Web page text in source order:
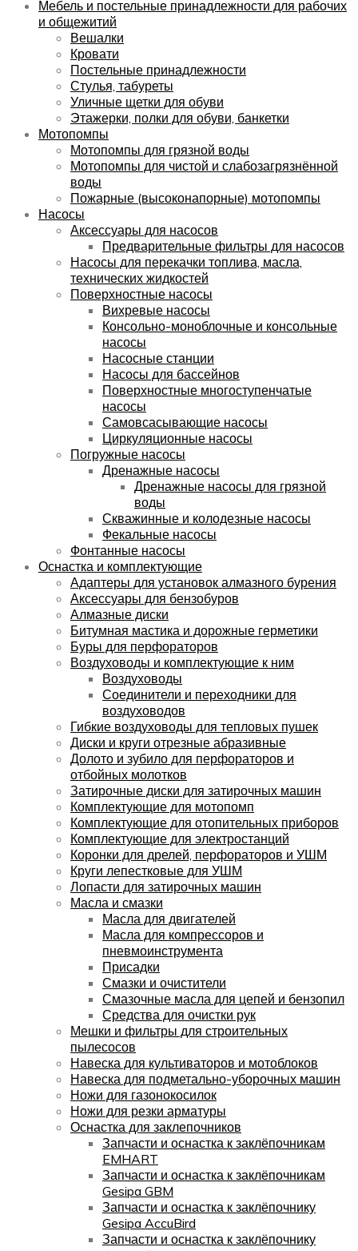
Мебель и постельные принадлежности для рабочих
и общежитий
Вешалки
Кровати
Постельные принадлежности
Стулья, табуреты
Уличные щетки для обуви
Этажерки, полки для обуви, банкетки
Мотопомпы
Мотопомпы для грязной воды
Мотопомпы для чистой и слабозагрязнённой
воды
Пожарные (высоконапорные) мотопомпы
Насосы
Аксессуары для насосов
Предварительные фильтры для насосов
Насосы для перекачки топлива, масла,
технических жидкостей
Поверхностные насосы
Вихревые насосы
Консольно-моноблочные и консольные
насосы
Насосные станции
Насосы для бассейнов
Поверхностные многоступенчатые
насосы
Самовсасывающие насосы
Циркуляционные насосы
Погружные насосы
Дренажные насосы
Дренажные насосы для грязной
воды
Скважинные и колодезные насосы
Фекальные насосы
Фонтанные насосы
Оснастка и комплектующие
Адаптеры для установок алмазного бурения
Аксессуары для бензобуров
Алмазные диски
Битумная мастика и дорожные герметики
Буры для перфораторов
Воздуховоды и комплектующие к ним
Воздуховоды
Соединители и переходники для
воздуховодов
Гибкие воздуховоды для тепловых пушек
Диски и круги отрезные абразивные
Долото и зубило для перфораторов и
отбойных молотков
Затирочные диски для затирочных машин
Комплектующие для мотопомп
Комплектующие для отопительных приборов
Комплектующие для электростанций
Коронки для дрелей, перфораторов и УШМ
Круги лепестковые для УШМ
Лопасти для затирочных машин
Масла и смазки
Масла для двигателей
Масла для компрессоров и
пневмоинструмента
Присадки
Смазки и очистители
Смазочные масла для цепей и бензопил
Средства для очистки рук
Мешки и фильтры для строительных
пылесосов
Навеска для культиваторов и мотоблоков
Навеска для подметально-уборочных машин
Ножи для газонокосилок
Ножи для резки арматуры
Оснастка для заклепочников
Запчасти и оснастка к заклёпочникам
EMHART
Запчасти и оснастка к заклёпочникам
Gesipa GBM
Запчасти и оснастка к заклёпочнику
Gesipa AccuBird
Запчасти и оснастка к заклёпочнику